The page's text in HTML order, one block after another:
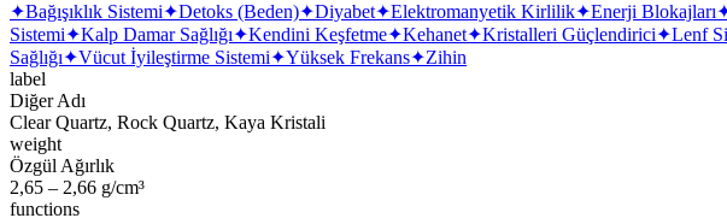
✦Bağışıklık Sistemi✦Detoks (Beden)✦Diyabet✦Elektromanyetik Kirlilik✦Enerji Blokajları
Sistemi✦Kalp Damar Sağlığı✦Kendini Keşfetme✦Kehanet✦Kristalleri Güçlendirici✦Lenf
Sağlığı✦Vücut İyileştirme Sistemi✦Yüksek Frekans✦Zihin
label
Diğer Adı
Clear Quartz, Rock Quartz, Kaya Kristali
weight
Özgül Ağırlık
2,65 – 2,66 g/cm³
functions